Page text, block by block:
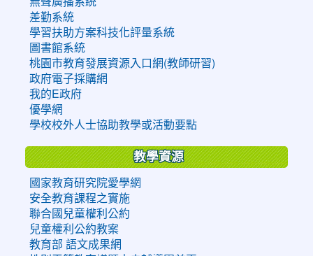
差勤系統
學習扶助方案科技化評量系統
圖書館系統
桃園市教育發展資源入口網(教師研習)
政府電子採購網
我的E政府
優學網
學校校外人士協助教學或活動要點
教學資源
國家教育研究院愛學網
安全教育課程之實施
聯合國兒童權利公約
兒童權利公約教案
教育部 語文成果網